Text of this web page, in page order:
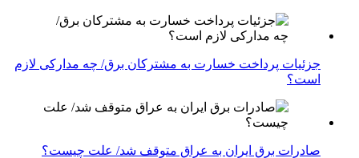
جزئیات پرداخت خسارت به مشترکان برق/ چه مدارکی لازم
است؟
صادرات برق ایران به عراق متوقف شد/ علت چیست؟